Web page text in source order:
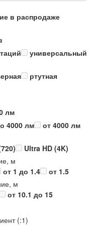
в распродаже
универсальный
ртутная
лм
4000 лм
от 4000 лм
Ultra HD (4K)
м
от 1 до 1.4
от 1.5
м
от 10.1 до 15
(:1)